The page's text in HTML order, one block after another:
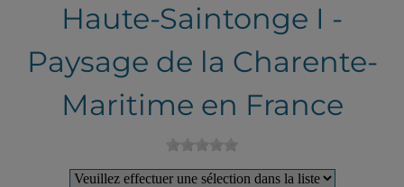
Haute-Saintonge I -
Paysage de la Charente-
Maritime en France